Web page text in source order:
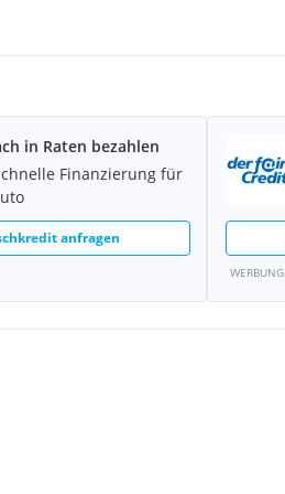
in Raten bezahlen
Finanzierung für
anfragen
WERBUNG